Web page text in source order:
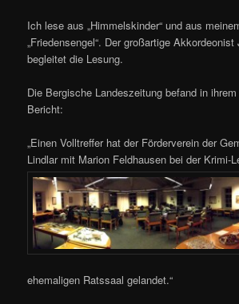
Ich lese aus „Himmelskinder“ und aus
„Friedensengel“. Der großartige Akkordeonist
begleitet die Lesung.
Die Bergische Landeszeitung befand in
Bericht:
„Einen Volltreffer hat der Förderverein der
Lindlar mit Marion Feldhausen bei der Krimi-
ehemaligen Ratssaal gelandet.“